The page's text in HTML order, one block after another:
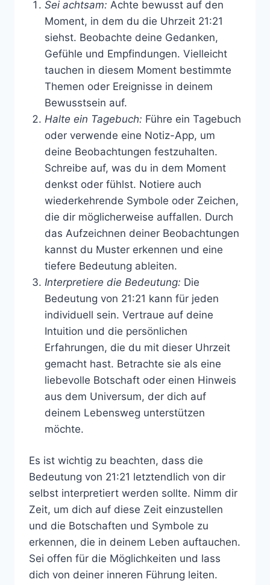
Sei achtsam: Achte bewusst auf den
Moment, in dem du die Uhrzeit 21:21
siehst. Beobachte deine Gedanken,
Gefühle und Empfindungen. Vielleicht
tauchen in diesem Moment bestimmte
Themen oder Ereignisse in deinem
Bewusstsein auf.
Halte ein Tagebuch: Führe ein Tagebuch
oder verwende eine Notiz-App, um
deine Beobachtungen festzuhalten.
Schreibe auf, was du in dem Moment
denkst oder fühlst. Notiere auch
wiederkehrende Symbole oder Zeichen,
die dir möglicherweise auffallen. Durch
das Aufzeichnen deiner Beobachtungen
kannst du Muster erkennen und eine
tiefere Bedeutung ableiten.
Interpretiere die Bedeutung: Die
Bedeutung von 21:21 kann für jeden
individuell sein. Vertraue auf deine
Intuition und die persönlichen
Erfahrungen, die du mit dieser Uhrzeit
gemacht hast. Betrachte sie als eine
liebevolle Botschaft oder einen Hinweis
aus dem Universum, der dich auf
deinem Lebensweg unterstützen
möchte.
Es ist wichtig zu beachten, dass die
Bedeutung von 21:21 letztendlich von dir
selbst interpretiert werden sollte. Nimm dir
Zeit, um dich auf diese Zeit einzustellen
und die Botschaften und Symbole zu
erkennen, die in deinem Leben auftauchen.
Sei offen für die Möglichkeiten und lass
dich von deiner inneren Führung leiten.